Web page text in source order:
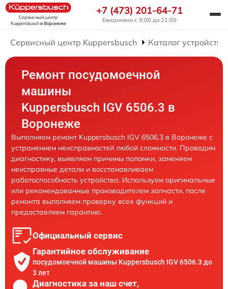
Сервисный центр
Kuppersbuschв Воронеже
+7 (473) 201-64-71
Ежедневно с 9:00 до 21:00
Сервисный центр Kuppersbusch Каталог устройств
Ремонт посудомоечной
машины
Kuppersbusch IGV 6506.3 в
Воронеже
Выполняем ремонт Kuppersbusch IGV 6506.3 в Воронеже с
устранением неисправностей любой сложности. Проводим
диагностику, выявляем причины поломки, заменяем
неисправные детали и восстанавливаем
работоспособность устройства. Используем оригинальные
или рекомендованные производителем запчасти, после
ремонта выполняем проверку всех функций и
предоставляем гарантию.
Официальный сервис
Гарантийное обслуживание
посудомоечной машины Kuppersbusch IGV 6506.3 до
3 лет
Диагностика за наш счет,